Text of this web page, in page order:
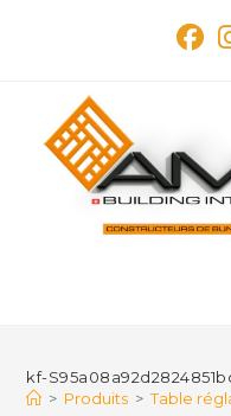
kf-
> Produits > Table